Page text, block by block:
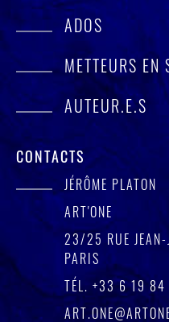
ADOS
METTEURS EN
AUTEUR.E.S
CONTACTS
JÉRÔME PLATON
ART'ONE
23/25 RUE JEAN-
PARIS
TÉL. +33 6 19 84